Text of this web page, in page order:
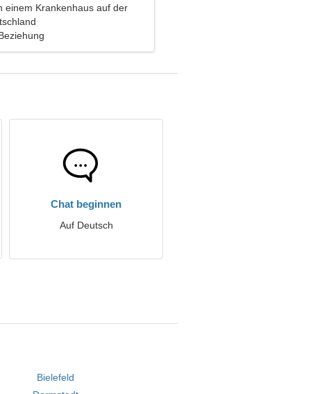
einem Krankenhaus auf der
romantischen Frau
Chat beginnen
Auf Deutsch
Bielefeld